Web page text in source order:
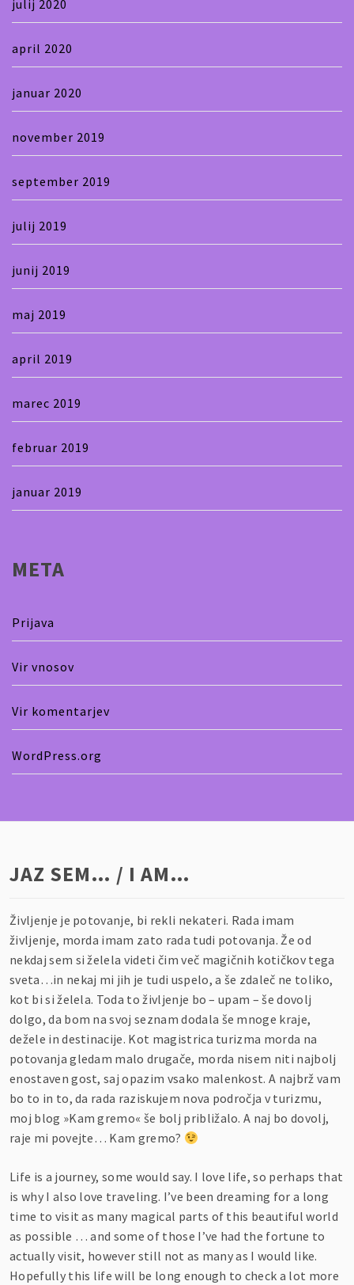
julij 2020
april 2020
januar 2020
november 2019
september 2019
julij 2019
junij 2019
maj 2019
april 2019
marec 2019
februar 2019
januar 2019
META
Prijava
Vir vnosov
Vir komentarjev
WordPress.org
JAZ SEM… / I AM…
Življenje je potovanje, bi rekli nekateri. Rada imam
življenje, morda imam zato rada tudi potovanja. Že od
nekdaj sem si želela videti čim več magičnih kotičkov tega
sveta…in nekaj mi jih je tudi uspelo, a še zdaleč ne toliko,
kot bi si želela. Toda to življenje bo – upam – še dovolj
dolgo, da bom na svoj seznam dodala še mnoge kraje,
dežele in destinacije. Kot magistrica turizma morda na
potovanja gledam malo drugače, morda nisem niti najbolj
enostaven gost, saj opazim vsako malenkost. A najbrž vam
bo to in to, da rada raziskujem nova področja v turizmu,
moj blog »Kam gremo« še bolj približalo. A naj bo dovolj,
raje mi povejte… Kam gremo?
Life is a journey, some would say. I love life, so perhaps that
is why I also love traveling. I’ve been dreaming for a long
time to visit as many magical parts of this beautiful world
as possible … and some of those I’ve had the fortune to
actually visit, however still not as many as I would like.
Hopefully this life will be long enough to check a lot more